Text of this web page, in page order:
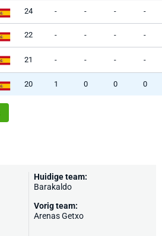
24 - - - -
22 - - - -
21 - - - -
20 1 0 0 0
Huidige team:
Barakaldo
Vorig team:
Arenas Getxo